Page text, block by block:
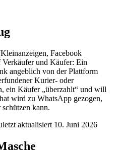
Facebook
und Käufer: Ein
angeblich von der Plattform
Kurier- oder
ein Käufer „überzahlt“ und will
wird zu WhatsApp gezogen,
kann.
aktualisiert 10. Juni 2026